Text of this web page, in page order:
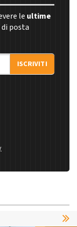
le ultime
posta
ISCRIVITI